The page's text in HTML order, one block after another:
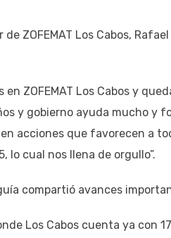
ZOFEMAT Los Cabos,
en ZOFEMAT Los Cabos y
y gobierno ayuda mucho y
acciones que favorecen a
lo cual nos llena de orgullo”.
compartió avances
Los Cabos cuenta ya con